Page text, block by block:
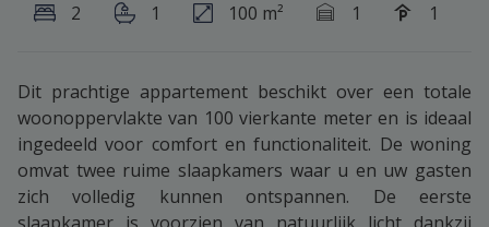
2 1 100 m² 1 1
Dit prachtige appartement beschikt over een totale
woonoppervlakte van 100 vierkante meter en is ideaal
ingedeeld voor comfort en functionaliteit. De woning
omvat twee ruime slaapkamers waar u en uw gasten
zich volledig kunnen ontspannen. De eerste